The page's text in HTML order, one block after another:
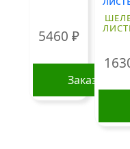
5460 ₽
Заказать